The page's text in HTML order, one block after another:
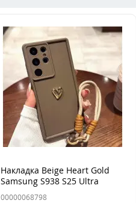
Накладка Beige Heart Gold
Samsung S938 S25 Ultra
Коричневая
00000068798